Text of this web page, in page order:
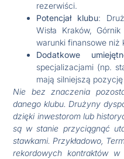
rezerwiści.
Potencjał klubu:
Wisła Kraków,
warunki finansowe niż
Dodatkowe
specjalizacjami (np.
mają silniejszą
Nie bez znaczenia
danego klubu. Drużyny
dzięki inwestorom lub
są w stanie przyciągnąć
stawkami. Przykładowo,
rekordowych kontraktów